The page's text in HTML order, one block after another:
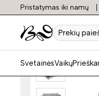
Pristatymas iki namų
Prekių
paieška
SvetainėsVaikų